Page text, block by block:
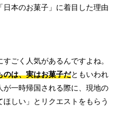
本のお菓子」に着目した理由
ごく人気があるんですよね。
のは、実はお菓子だともいわれ
一時帰国される際に、現地の
しい」とリクエストをもらう